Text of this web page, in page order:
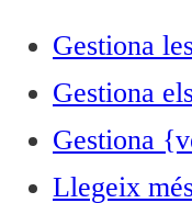
Gestiona
Gestiona
Gestiona
Llegeix